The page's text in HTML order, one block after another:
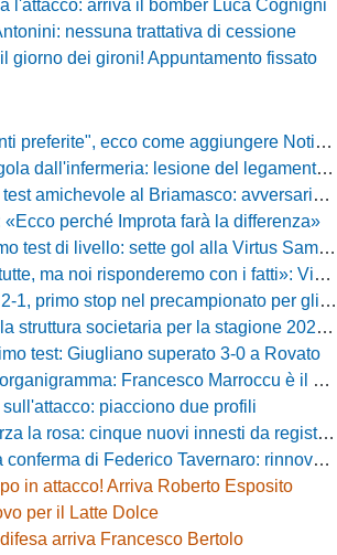
l'attacco: arriva il bomber Luca Cognigni
nessuna trattativa di cessione
giorno dei gironi! Appuntamento fissato
ecco come aggiungere NotiziarioCalcio alle tue notizie
lesione del legamento crociato per Nicola Masut
al Briamasco: avversaria la Roma Under 20
perché Improta farà la differenza»
livello: sette gol alla Virtus Sammarco e colpo in difesa
risponderemo con i fatti»: Vibonese, parla il ds Maglia
nel precampionato per gli azzurri: Forte ribalta Lartey nel finale
societaria per la stagione 2026-2027
test: Giugliano superato 3-0 a Rovato
Francesco Marroccu è il nuovo DG dell'Area Tecnica
piacciono due profili
la rosa: cinque nuovi innesti da registrare
di Federico Tavernaro: rinnovato il prestito dal Venezia
in attacco! Arriva Roberto Esposito
per il Latte Dolce
arriva Francesco Bertolo